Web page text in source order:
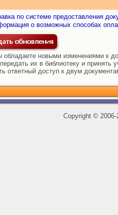
по системе предоставления
о возможных способах
обладаете новыми изменениями к
их в библиотеку и принять
ответный доступ к двум
Copyright ©